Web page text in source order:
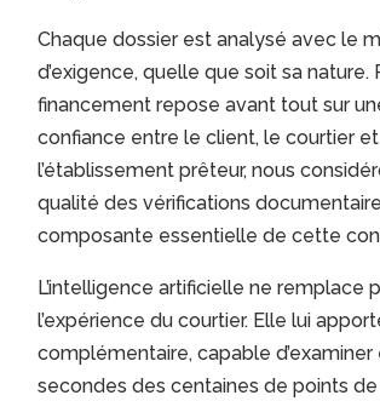
Chaque dossier est analysé avec le
d’exigence, quelle que soit sa nature.
financement repose avant tout sur
confiance entre le client, le courtier et
l’établissement prêteur, nous
qualité des vérifications
composante essentielle de cette
L’intelligence artificielle ne remplace
l’expérience du courtier. Elle lui
complémentaire, capable d’examiner
secondes des centaines de points